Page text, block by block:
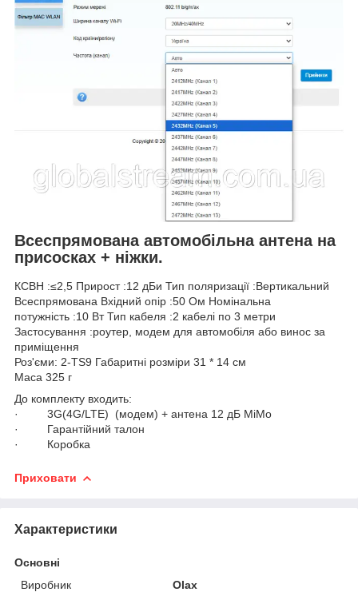
Всеспрямована автомобільна антена на
присосках + ніжки.
КСВН :≤2,5 Прирост :12 дБи Тип поляризації :Вертикальний
Всеспрямована Вхідний опір :50 Ом Номінальна
потужність :10 Вт Тип кабеля :2 кабелі по 3 метри
Застосування :роутер, модем для автомобіля або винос за
приміщення
Роз'єми: 2-TS9 Габаритні розміри 31 * 14 см
Маса 325 г
До комплекту входить:
· 3G(4G/LTE) (модем) + антена 12 дБ МіМо
· Гарантійний талон
· Коробка
Приховати
Характеристики
Основні
Виробник
Olax